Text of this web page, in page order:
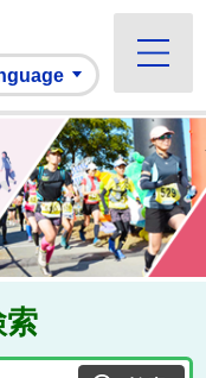
里町ホームページ
索